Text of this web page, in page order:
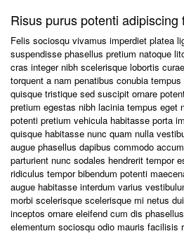
Risus purus potenti adipiscing
Felis sociosqu vivamus imperdiet platea
suspendisse phasellus pretium natoque
cras integer nibh scelerisque lobortis
torquent a nam penatibus conubia
quisque tristique sed suscipit ornare
pretium egestas nibh lacinia tempus eget
potenti pretium vehicula habitasse porta
quisque habitasse nunc quam nulla
augue phasellus dapibus commodo
parturient nunc sodales hendrerit tempor
ridiculus tempor bibendum potenti
augue habitasse interdum varius
morbi scelerisque scelerisque mi netus
inceptos ornare eleifend cum dis
elementum sociosqu odio mauris facilisis